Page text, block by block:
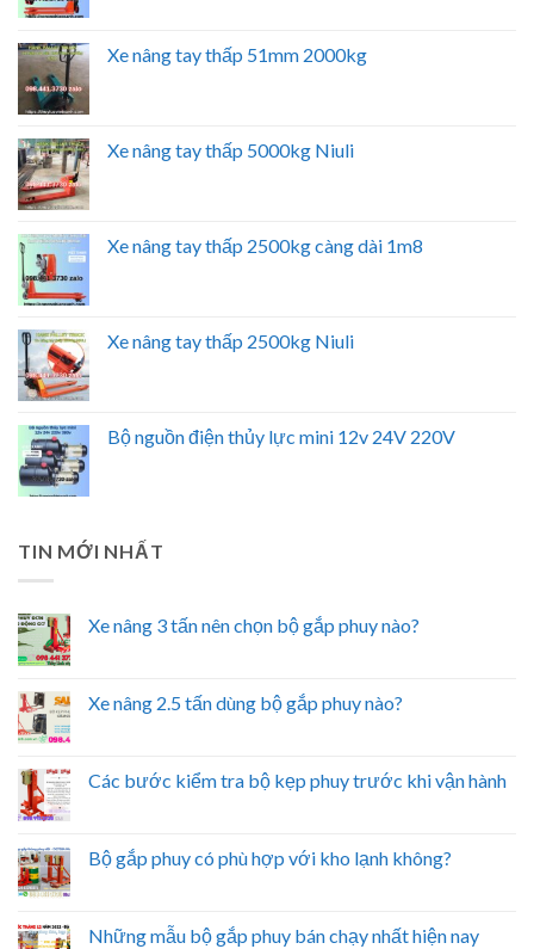
Xe nâng tay thấp 51mm 2000kg
Xe nâng tay thấp 5000kg Niuli
Xe nâng tay thấp 2500kg càng dài 1m8
Xe nâng tay thấp 2500kg Niuli
Bộ nguồn điện thủy lực mini 12v 24V 220V
TIN MỚI NHẤT
Xe nâng 3 tấn nên chọn bộ gắp phuy nào?
Xe nâng 2.5 tấn dùng bộ gắp phuy nào?
Các bước kiểm tra bộ kẹp phuy trước khi vận hành
Bộ gắp phuy có phù hợp với kho lạnh không?
Những mẫu bộ gắp phuy bán chạy nhất hiện nay